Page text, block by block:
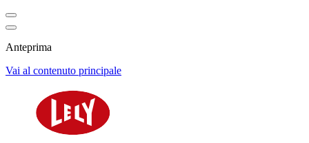
Anteprima
Vai al contenuto principale